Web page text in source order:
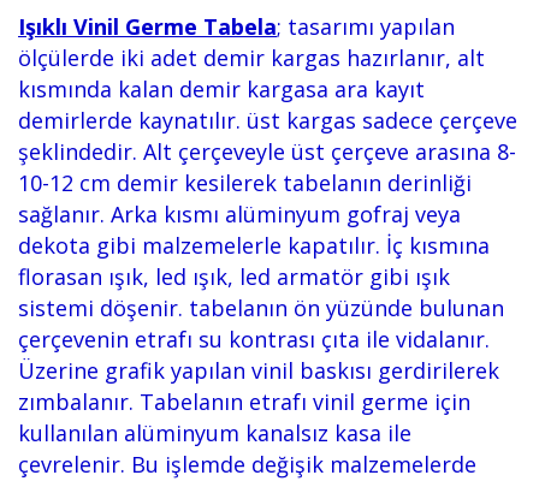
Işıklı Vinil Germe Tabela; tasarımı yapılan
ölçülerde iki adet demir kargas hazırlanır, alt
kısmında kalan demir kargasa ara kayıt
demirlerde kaynatılır. üst kargas sadece çerçeve
şeklindedir. Alt çerçeveyle üst çerçeve arasına 8-
10-12 cm demir kesilerek tabelanın derinliği
sağlanır. Arka kısmı alüminyum gofraj veya
dekota gibi malzemelerle kapatılır. İç kısmına
florasan ışık, led ışık, led armatör gibi ışık
sistemi döşenir. tabelanın ön yüzünde bulunan
çerçevenin etrafı su kontrası çıta ile vidalanır.
Üzerine grafik yapılan vinil baskısı gerdirilerek
zımbalanır. Tabelanın etrafı vinil germe için
kullanılan alüminyum kanalsız kasa ile
çevrelenir. Bu işlemde değişik malzemelerde